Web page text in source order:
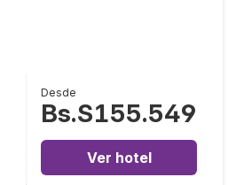
Desde
Bs.S155.549
Ver hotel